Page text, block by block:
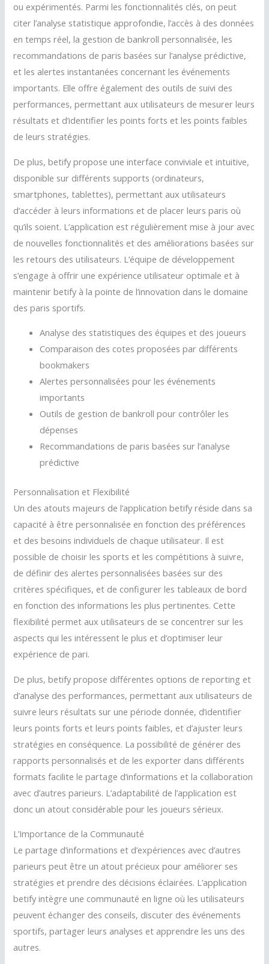
ou expérimentés. Parmi les fonctionnalités clés, on peut
citer l’analyse statistique approfondie, l’accès à des données
en temps réel, la gestion de bankroll personnalisée, les
recommandations de paris basées sur l’analyse prédictive,
et les alertes instantanées concernant les événements
importants. Elle offre également des outils de suivi des
performances, permettant aux utilisateurs de mesurer leurs
résultats et d’identifier les points forts et les points faibles
de leurs stratégies.
De plus, betify propose une interface conviviale et intuitive,
disponible sur différents supports (ordinateurs,
smartphones, tablettes), permettant aux utilisateurs
d’accéder à leurs informations et de placer leurs paris où
qu’ils soient. L’application est régulièrement mise à jour avec
de nouvelles fonctionnalités et des améliorations basées sur
les retours des utilisateurs. L’équipe de développement
s’engage à offrir une expérience utilisateur optimale et à
maintenir betify à la pointe de l’innovation dans le domaine
des paris sportifs.
Analyse des statistiques des équipes et des joueurs
Comparaison des cotes proposées par différents
bookmakers
Alertes personnalisées pour les événements
importants
Outils de gestion de bankroll pour contrôler les
dépenses
Recommandations de paris basées sur l’analyse
prédictive
Personnalisation et Flexibilité
Un des atouts majeurs de l’application betify réside dans sa
capacité à être personnalisée en fonction des préférences
et des besoins individuels de chaque utilisateur. Il est
possible de choisir les sports et les compétitions à suivre,
de définir des alertes personnalisées basées sur des
critères spécifiques, et de configurer les tableaux de bord
en fonction des informations les plus pertinentes. Cette
flexibilité permet aux utilisateurs de se concentrer sur les
aspects qui les intéressent le plus et d’optimiser leur
expérience de pari.
De plus, betify propose différentes options de reporting et
d’analyse des performances, permettant aux utilisateurs de
suivre leurs résultats sur une période donnée, d’identifier
leurs points forts et leurs points faibles, et d’ajuster leurs
stratégies en conséquence. La possibilité de générer des
rapports personnalisés et de les exporter dans différents
formats facilite le partage d’informations et la collaboration
avec d’autres parieurs. L’adaptabilité de l’application est
donc un atout considérable pour les joueurs sérieux.
L’Importance de la Communauté
Le partage d’informations et d’expériences avec d’autres
parieurs peut être un atout précieux pour améliorer ses
stratégies et prendre des décisions éclairées. L’application
betify intègre une communauté en ligne où les utilisateurs
peuvent échanger des conseils, discuter des événements
sportifs, partager leurs analyses et apprendre les uns des
autres.